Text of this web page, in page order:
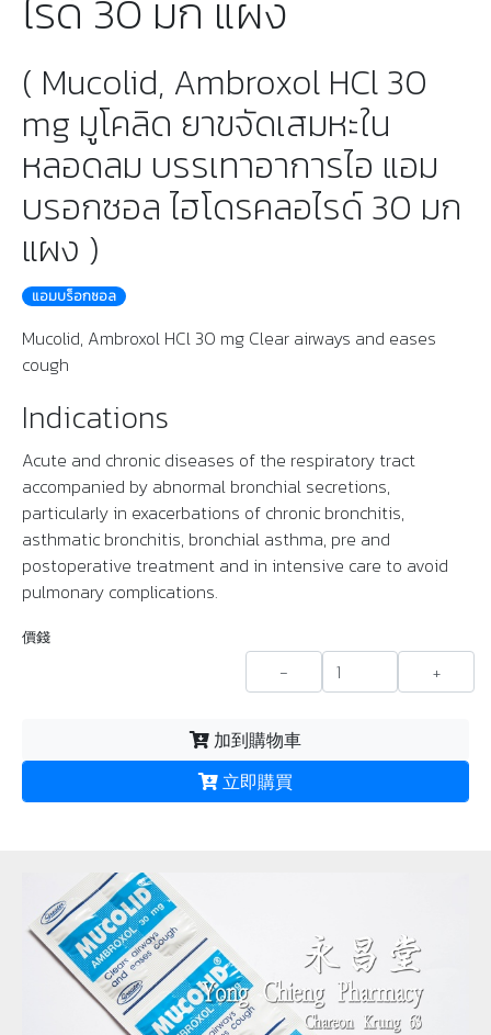
( Mucolid, Ambroxol HCl 30
mg มูโคลิด ยาขจัดเสมหะใน
หลอดลม บรรเทาอาการไอ แอม
บรอกซอล ไฮโดรคลอไรด์ 30 มก
แผง )
แอมบร็อกซอล
Mucolid, Ambroxol HCl 30 mg Clear airways and eases
cough
Indications
Acute and chronic diseases of the respiratory tract
accompanied by abnormal bronchial secretions,
particularly in exacerbations of chronic bronchitis,
asthmatic bronchitis, bronchial asthma, pre and
postoperative treatment and in intensive care to avoid
pulmonary complications.
價錢
- +
加到購物車
立即購買